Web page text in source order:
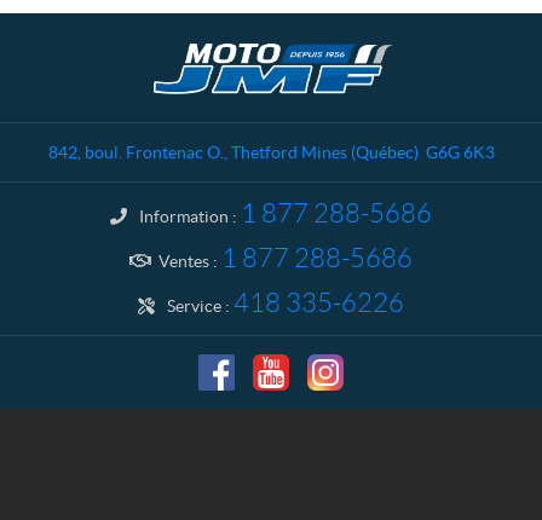
t
c
o
M
842, boul. Frontenac O. Thetford Mines(Québec) G6G 6K3
Information : 1 877 288-5686
Ventes : 1 877 288-5686
Service : 418 335-6226